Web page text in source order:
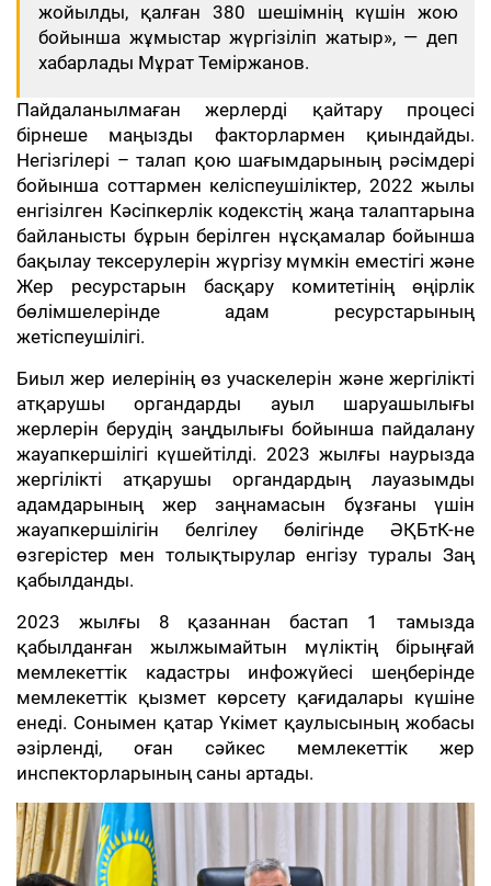
жойылды, қалған 380 шешімнің күшін жою
бойынша жұмыстар жүргізіліп жатыр», — деп
хабарлады Мұрат Теміржанов.
Пайдаланылмаған жерлерді қайтару процесі
бірнеше маңызды факторлармен қиындайды.
Негізгілері – талап қою шағымдарының рәсімдері
бойынша соттармен келіспеушіліктер, 2022 жылы
енгізілген Кәсіпкерлік кодекстің жаңа талаптарына
байланысты бұрын берілген нұсқамалар бойынша
бақылау тексерулерін жүргізу мүмкін еместігі және
Жер ресурстарын басқару комитетінің өңірлік
бөлімшелерінде адам ресурстарының
жетіспеушілігі.
Биыл жер иелерінің өз учаскелерін және жергілікті
атқарушы органдарды ауыл шаруашылығы
жерлерін берудің заңдылығы бойынша пайдалану
жауапкершілігі күшейтілді. 2023 жылғы наурызда
жергілікті атқарушы органдардың лауазымды
адамдарының жер заңнамасын бұзғаны үшін
жауапкершілігін белгілеу бөлігінде ӘҚБтК-не
өзгерістер мен толықтырулар енгізу туралы Заң
қабылданды.
2023 жылғы 8 қазаннан бастап 1 тамызда
қабылданған жылжымайтын мүліктің бірыңғай
мемлекеттік кадастры инфожүйесі шеңберінде
мемлекеттік қызмет көрсету қағидалары күшіне
енеді. Сонымен қатар Үкімет қаулысының жобасы
әзірленді, оған сәйкес мемлекеттік жер
инспекторларының саны артады.